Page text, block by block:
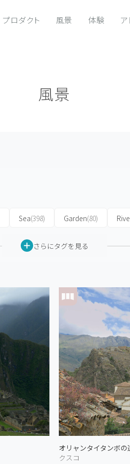
プロダクト 風景 体験 ア
風景
Sea(398) Garden(80)
さらにタグを見る
オリャンタイタンボの
クスコ